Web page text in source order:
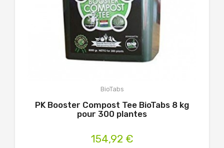
BioTabs
PK Booster Compost Tee BioTabs 8 kg
pour 300 plantes
154,92 €